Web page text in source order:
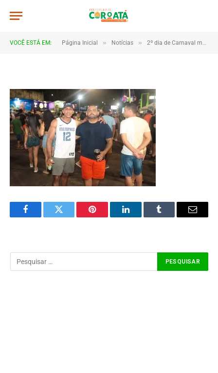
VOCÊ ESTÁ EM: Página Inicial » Notícias » 2º dia de Carnaval movimenta Coroatá com muita animação e grande público
4B2A1111
FacebookTwitter Pinterest LinkedInTumblr Email